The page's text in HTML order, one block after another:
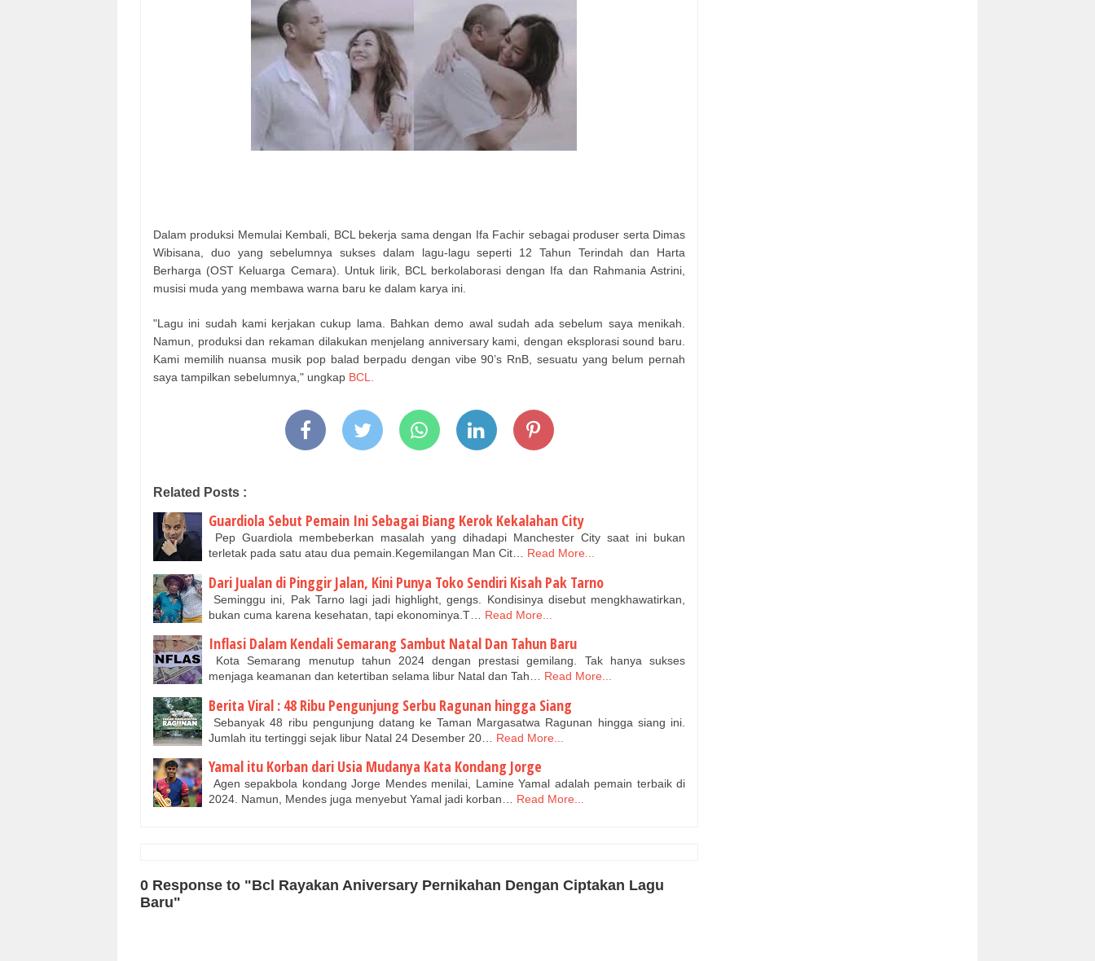
Dalam produksi Memulai Kembali, BCL bekerja sama dengan Ifa Fachir sebagai produser serta Dimas
Wibisana, duo yang sebelumnya sukses dalam lagu-lagu seperti 12 Tahun Terindah dan Harta
Berharga (OST Keluarga Cemara). Untuk lirik, BCL berkolaborasi dengan Ifa dan Rahmania Astrini,
musisi muda yang membawa warna baru ke dalam karya ini.
"Lagu ini sudah kami kerjakan cukup lama. Bahkan demo awal sudah ada sebelum saya menikah.
Namun, produksi dan rekaman dilakukan menjelang anniversary kami, dengan eksplorasi sound baru.
Kami memilih nuansa musik pop balad berpadu dengan vibe 90’s RnB, sesuatu yang belum pernah
saya tampilkan sebelumnya," ungkap BCL.
Related Posts :
Guardiola Sebut Pemain Ini Sebagai Biang Kerok Kekalahan City
Pep Guardiola membeberkan masalah yang dihadapi Manchester City saat ini bukan
terletak pada satu atau dua pemain.Kegemilangan Man Cit… Read More...
Dari Jualan di Pinggir Jalan, Kini Punya Toko Sendiri Kisah Pak Tarno
Seminggu ini, Pak Tarno lagi jadi highlight, gengs. Kondisinya disebut mengkhawatirkan,
bukan cuma karena kesehatan, tapi ekonominya.T…
Read More...
Inflasi Dalam Kendali Semarang Sambut Natal Dan Tahun Baru
Kota Semarang menutup tahun 2024 dengan prestasi gemilang. Tak hanya sukses
menjaga keamanan dan ketertiban selama libur Natal dan Tah… Read More...
Berita Viral : 48 Ribu Pengunjung Serbu Ragunan hingga Siang
Sebanyak 48 ribu pengunjung datang ke Taman Margasatwa Ragunan hingga siang ini.
Jumlah itu tertinggi sejak libur Natal 24 Desember 20…
Read More...
Yamal itu Korban dari Usia Mudanya Kata Kondang Jorge
Agen sepakbola kondang Jorge Mendes menilai, Lamine Yamal adalah pemain terbaik di
2024. Namun, Mendes juga menyebut Yamal jadi korban… Read More...
0 Response to "Bcl Rayakan Aniversary Pernikahan Dengan Ciptakan Lagu
Baru"